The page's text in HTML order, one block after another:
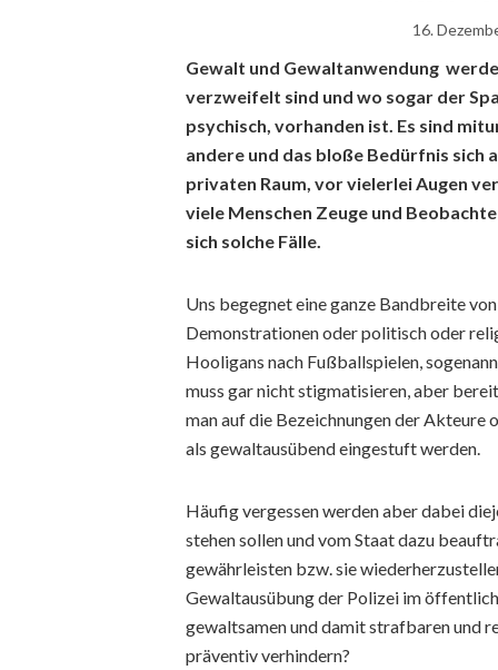
16.
Gewalt und Gewaltanwendung
verzweifelt sind und wo sogar der
psychisch, vorhanden ist. Es sind
andere und das bloße Bedürfnis sich
privaten Raum, vor vielerlei Augen
viele Menschen Zeuge und
sich solche Fälle.
Uns begegnet eine ganze Bandbreite
Demonstrationen oder politisch oder
Hooligans nach Fußballspielen,
muss gar nicht stigmatisieren, aber
man auf die Bezeichnungen der Akteure
als gewaltausübend eingestuft werden.
Häufig vergessen werden aber dabei
stehen sollen und vom Staat dazu
gewährleisten bzw. sie
Gewaltausübung der Polizei im
gewaltsamen und damit strafbaren und
präventiv verhindern?